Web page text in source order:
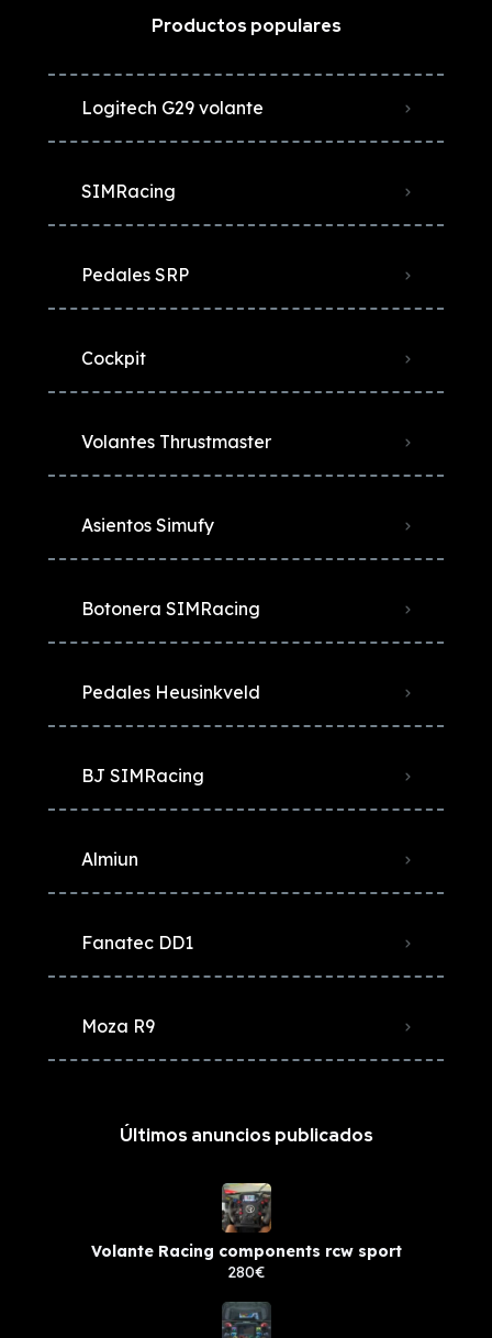
Productos populares
Logitech G29 volante
SIMRacing
Pedales SRP
Cockpit
Volantes Thrustmaster
Asientos Simufy
Botonera SIMRacing
Pedales Heusinkveld
BJ SIMRacing
Almiun
Fanatec DD1
Moza R9
Últimos anuncios publicados
Volante Racing components rcw sport
280€